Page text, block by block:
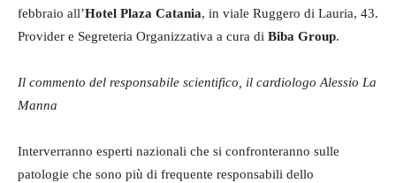
febbraio all’Hotel Plaza Catania, in viale Ruggero di Lauria, 43.
Provider e Segreteria Organizzativa a cura di Biba Group.
Il commento del responsabile scientifico, il cardiologo Alessio La
Manna
Interverranno esperti nazionali che si confronteranno sulle
patologie che sono più di frequente responsabili dello